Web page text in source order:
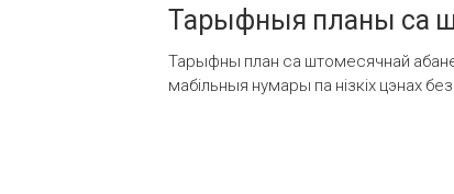
Тарыфныя планы са
Тарыфны план са штомесячнай
мабільныя нумары па нізкіх цэнах